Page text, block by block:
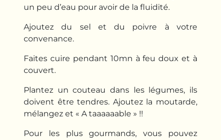
un peu d’eau pour avoir de la fluidité.
Ajoutez du sel et du poivre à votre
convenance.
Faites cuire pendant 10mn à feu doux et à
couvert.
Plantez un couteau dans les légumes, ils
doivent être tendres. Ajoutez la moutarde,
mélangez et « A taaaaaable » !!
Pour les plus gourmands, vous pouvez